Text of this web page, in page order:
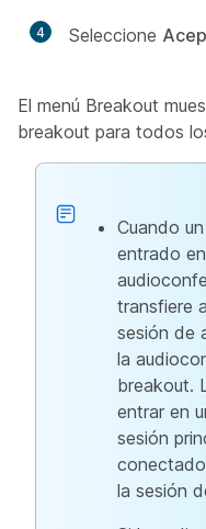
4 Seleccione
El menú Breakout
breakout para todos
Cuando
entrado
transfiere
sesión de
la
breakout.
entrar en
sesión
la sesión